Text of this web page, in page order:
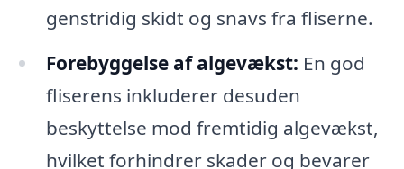
genstridig skidt og snavs fra fliserne.
Forebyggelse af algevækst: En god
fliserens inkluderer desuden
beskyttelse mod fremtidig algevækst,
hvilket forhindrer skader og bevarer